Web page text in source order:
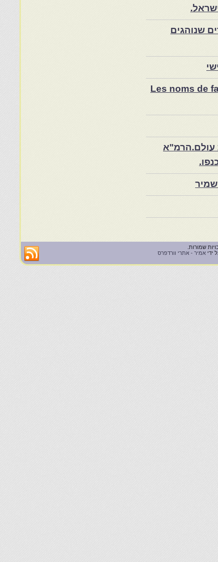
שנוהגים
Les noms de
עולם.הרמ"א
ידי אמיר - אתרי וורדפרס